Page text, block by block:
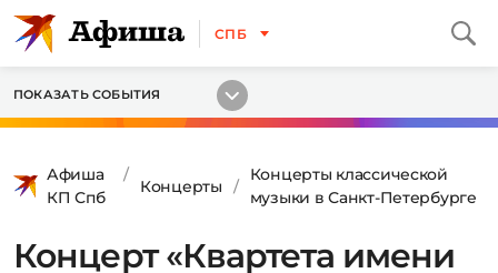
СПБ
ПОКАЗАТЬ СОБЫТИЯ
Афиша
КП Спб
Концерты
Концерты классической
музыки в Санкт-Петербурге
Концерт «Квартета имени